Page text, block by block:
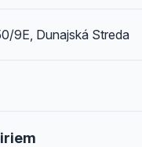
9E, Dunajská Streda